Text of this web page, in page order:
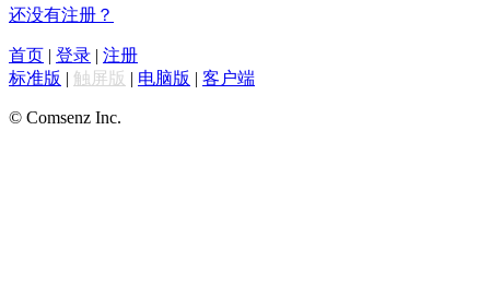
还没有注册？
首页 | 登录 | 注册
标准版 | 触屏版 | 电脑版 | 客户端
© Comsenz Inc.